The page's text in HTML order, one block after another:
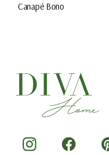
Canapé Bono